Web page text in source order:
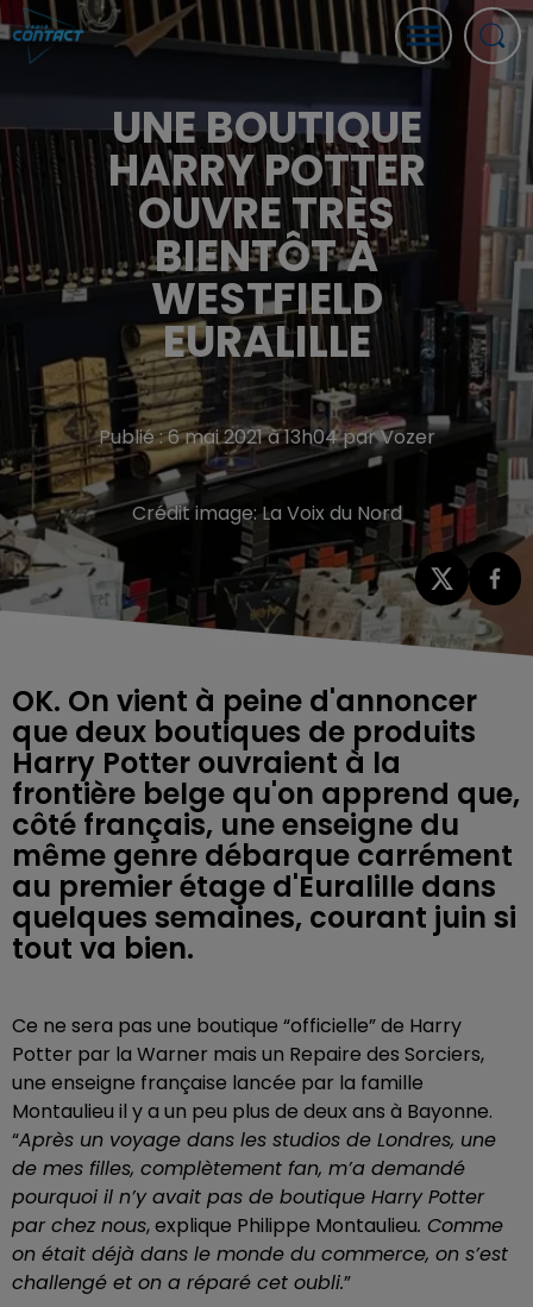
UNE BOUTIQUE
HARRY POTTER
OUVRE TRÈS
BIENTÔT À
WESTFIELD
EURALILLE
Publié : 6 mai 2021 à 13h04 par Vozer
Crédit image:La Voix du Nord
OK. On vient à peine d'annoncer
que deux boutiques de produits
Harry Potter ouvraient à la
frontière belge qu'on apprend que,
côté français, une enseigne du
même genre débarque carrément
au premier étage d'Euralille dans
quelques semaines, courant juin si
tout va bien.
Ce ne sera pas une boutique “officielle” de Harry
Potter par la Warner mais un Repaire des Sorciers,
une enseigne française lancée par la famille
Montaulieu il y a un peu plus de deux ans à Bayonne.
“Après un voyage dans les studios de Londres, une
de mes filles, complètement fan, m’a demandé
pourquoi il n’y avait pas de boutique Harry Potter
par chez nous, explique Philippe Montaulieu. Comme
on était déjà dans le monde du commerce, on s’est
challengé et on a réparé cet oubli.”